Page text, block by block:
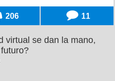
206 11
virtual se dan la mano,